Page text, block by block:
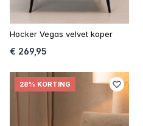
Hocker Vegas velvet koper
€ 269,95
28% KORTING